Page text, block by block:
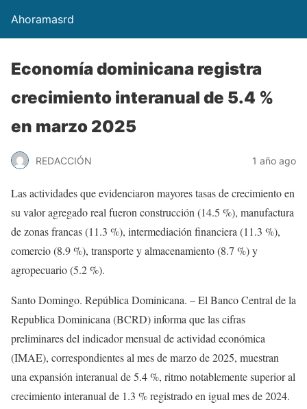
Ahoramasrd
Economía dominicana registra
crecimiento interanual de 5.4 %
en marzo 2025
REDACCIÓN 1 año ago
Las actividades que evidenciaron mayores tasas de crecimiento en
su valor agregado real fueron construcción (14.5 %), manufactura
de zonas francas (11.3 %), intermediación financiera (11.3 %),
comercio (8.9 %), transporte y almacenamiento (8.7 %) y
agropecuario (5.2 %).
Santo Domingo. República Dominicana. – El Banco Central de la
Republica Dominicana (BCRD) informa que las cifras
preliminares del indicador mensual de actividad económica
(IMAE), correspondientes al mes de marzo de 2025, muestran
una expansión interanual de 5.4 %, ritmo notablemente superior al
crecimiento interanual de 1.3 % registrado en igual mes de 2024.